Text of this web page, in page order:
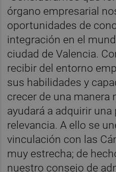
órgano empresarial
oportunidades de
integración en el
ciudad de Valencia.
recibir del entorno
sus habilidades y
crecer de una manera
ayudará a adquirir
relevancia. A ello se
vinculación con las
muy estrecha; de
nuestro consejo de